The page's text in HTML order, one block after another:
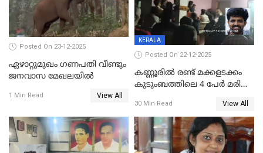
Posted On 23-12-2025
ഏഴാറ്റുമുഖം ഗണപതി വീണ്ടും
ജനവാസ മേഖലയിൽ
1 Min Read View All
KERALA
Posted On 22-12-2025
കണ്ണൂരിൽ രണ്ട് മക്കളടക്കം
കുടുംബത്തിലെ 4 പേർ മരിച്ച
30 Min Read View All